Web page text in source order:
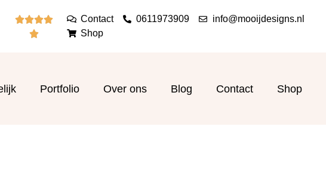


Contact 0611973909
info@mooijdesigns.nl
Shop
Portfolio Over ons Blog Contact Shop